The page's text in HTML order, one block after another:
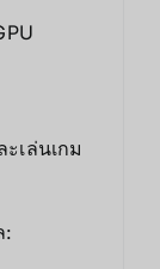
เล่นเกม
: